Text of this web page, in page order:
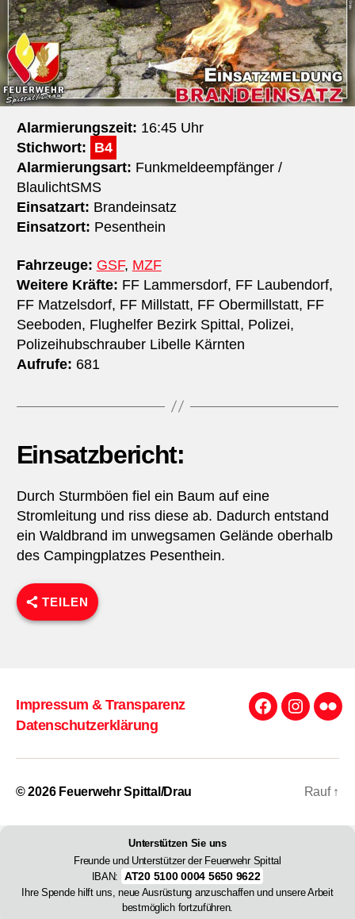
Alarmierungszeit: 16:45 Uhr
Stichwort: B4
Alarmierungsart: Funkmeldeempfänger /
BlaulichtSMS
Einsatzart: Brandeinsatz
Einsatzort: Pesenthein
Fahrzeuge: GSF, MZF
Weitere Kräfte: FF Lammersdorf, FF Laubendorf,
FF Matzelsdorf, FF Millstatt, FF Obermillstatt, FF
Seeboden, Flughelfer Bezirk Spittal, Polizei,
Polizeihubschrauber Libelle Kärnten
Aufrufe: 681
Einsatzbericht:
Durch Sturmböen fiel ein Baum auf eine
Stromleitung und riss diese ab. Dadurch entstand
ein Waldbrand im unwegsamen Gelände oberhalb
des Campingplatzes Pesenthein.
TEILEN
Impressum & Transparenz
Datenschutzerklärung
Facebook
© 2026 Feuerwehr Spittal/Drau Rauf ↑
Unterstützen Sie uns
Freunde und Unterstützer der Feuerwehr Spittal
IBAN: AT20 5100 0004 5650 9622
Ihre Spende hilft uns, neue Ausrüstung anzuschaffen und unsere Arbeit
bestmöglich fortzuführen.